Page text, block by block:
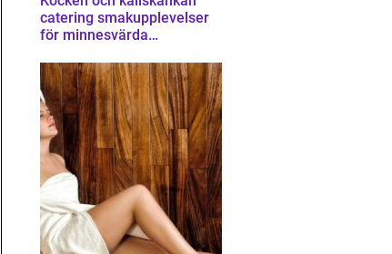
catering smakupplevelser
för minnesvärda